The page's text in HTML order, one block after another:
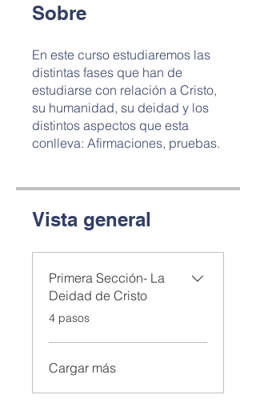
Sobre
En este curso estudiaremos las
distintas fases que han de
estudiarse con relación a Cristo,
su humanidad, su deidad y los
distintos aspectos que esta
conlleva: Afirmaciones, pruebas.
Vista general
Primera Sección- La
Deidad de Cristo
.
4 pasos
Cargar más